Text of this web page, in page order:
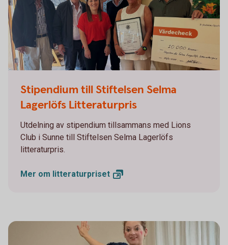
Stipendium till Stiftelsen Selma
Lagerlöfs Litteraturpris
Utdelning av stipendium tillsammans med Lions
Club i Sunne till Stiftelsen Selma Lagerlöfs
litteraturpris.
Mer om litteraturpriset